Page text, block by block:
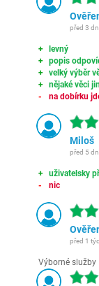
před 3
levný
popis
velký výběr
nějaké věci
na dobírku
Miloš
před 5
uživatelsky
nic
před 1
Výborné služby